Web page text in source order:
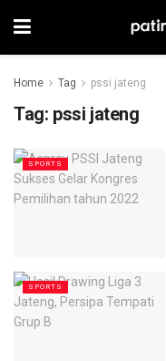
Home Tag pssi jateng
Tag: pssi jateng
SPORTS
SPORTS